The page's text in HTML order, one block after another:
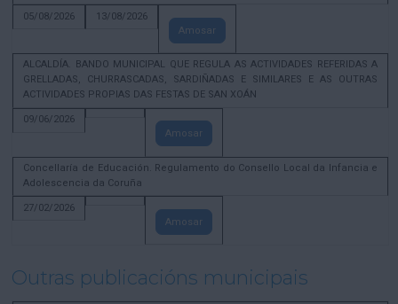
05/08/2026
13/08/2026
Amosar
ALCALDÍA. BANDO MUNICIPAL QUE REGULA AS ACTIVIDADES REFERIDAS A
GRELLADAS, CHURRASCADAS, SARDIÑADAS E SIMILARES E AS OUTRAS
ACTIVIDADES PROPIAS DAS FESTAS DE SAN XOÁN
09/06/2026
Amosar
Concellaría de Educación. Regulamento do Consello Local da Infancia e
Adolescencia da Coruña
27/02/2026
Amosar
Outras publicacións municipais